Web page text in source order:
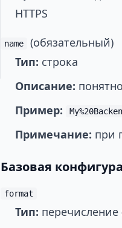
HTTPS
name
(обязательный)
Тип: строка
Описание:
Пример:
Примечание: при
Базовая
format
Тип: перечисление